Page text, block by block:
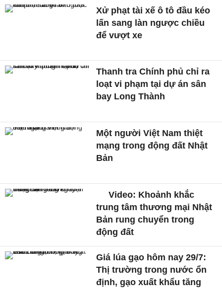
Xử phạt tài xế ô tô đầu kéo
lấn sang làn ngược chiều
để vượt xe
Thanh tra Chính phủ chỉ ra
loạt vi phạm tại dự án sân
bay Long Thành
Một người Việt Nam thiệt
mạng trong động đất Nhật
Bản
Video: Khoảnh khắc
trung tâm thương mại Nhật
Bản rung chuyển trong
động đất
Giá lúa gạo hôm nay 29/7:
Thị trường trong nước ổn
định, gạo xuất khẩu tăng